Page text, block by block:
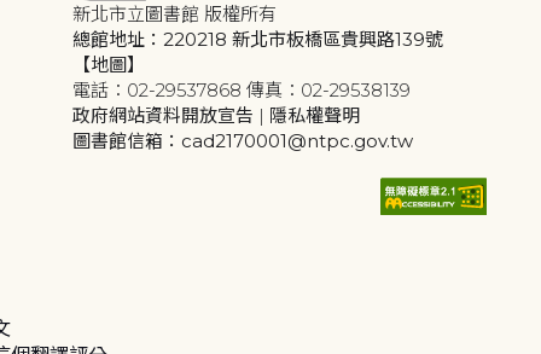
新北市立圖書館 版權所有
總館地址：220218 新北市板橋區貴興路139號
【地圖】
電話：02-29537868 傳真：02-29538139
政府網站資料開放宣告 | 隱私權聲明
圖書館信箱：cad2170001@ntpc.gov.tw